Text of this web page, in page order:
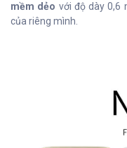
mềm dẻo với độ dày 0,6
của riêng mình.